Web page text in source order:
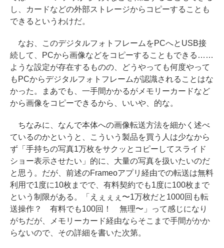
し、カードなどの外部ストレージからコピーすることも
できるというわけだ。
なお、このデジタルフォトフレームをPCへとUSB接
続して、PCから画像などをコピーすることもできる……
ような設定が存在するものの、どうやっても何度やって
もPCからデジタルフォトフレームが認識されることはな
かった。まあでも、一手間かかるがメモリーカードなど
から画像をコピーできるから、いいや、的な。
ちなみに、なんで本体への画像転送方法を細かく述べ
ているのかというと、こういう製品を買う人は少なから
ず「手持ちの写真1万枚をサクッとコピーしてスライド
ショー表示させたい」的に、大量の写真を扱いたいのだ
と思う。だが、前述のFrameoアプリ経由での転送は無料
利用で1度に10枚までで、有料契約でも1度に100枚まで
という制限がある。「えぇぇぇ〜1万枚だと1000回も転
送操作？ 有料でも100回！ 無理〜」って感じになり
がちだが、メモリーカード経由ならそこまで手間がかか
らないので、その詳細を書いた次第。